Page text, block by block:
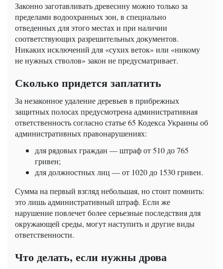
Законно заготавливать древесину можно только за
пределами водоохранных зон, в специально
отведенных для этого местах и при наличии
соответствующих разрешительных документов.
Никаких исключений для «сухих веток» или «никому
не нужных стволов» закон не предусматривает.
Сколько придется заплатить
За незаконное удаление деревьев в прибрежных
защитных полосах предусмотрена административная
ответственность согласно статье 65 Кодекса Украины об
административных правонарушениях:
для рядовых граждан — штраф от 510 до 765
гривен;
для должностных лиц — от 1020 до 1530 гривен.
Сумма на первый взгляд небольшая, но стоит помнить:
это лишь административный штраф. Если же
нарушение повлечет более серьезные последствия для
окружающей среды, могут наступить и другие виды
ответственности.
Что делать, если нужны дрова